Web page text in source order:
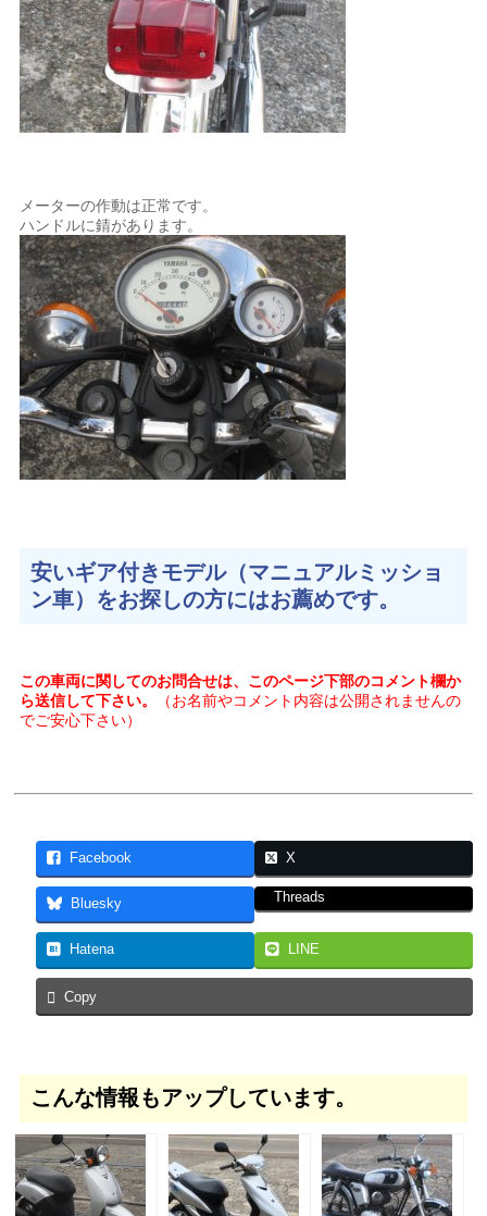
メーターの作動は正常です。
ハンドルに錆があります。
安いギア付きモデル（マニュアルミッショ
ン車）をお探しの方にはお薦めです。
この車両に関してのお問合せは、このページ下部のコメント欄か
ら送信して下さい。
（お名前やコメント内容は公開されませんの
でご安心下さい）
Facebook X
Bluesky Threads
Hatena LINE
Copy
こんな情報もアップしています。